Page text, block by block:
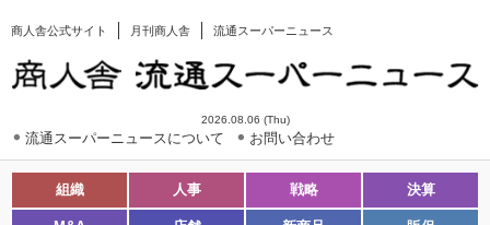
商人舎公式サイト 月刊商人舎 流通スーパーニュース
2026.08.06 (Thu)
流通スーパーニュースについて お問い合わせ
組織 人事 戦略 決算